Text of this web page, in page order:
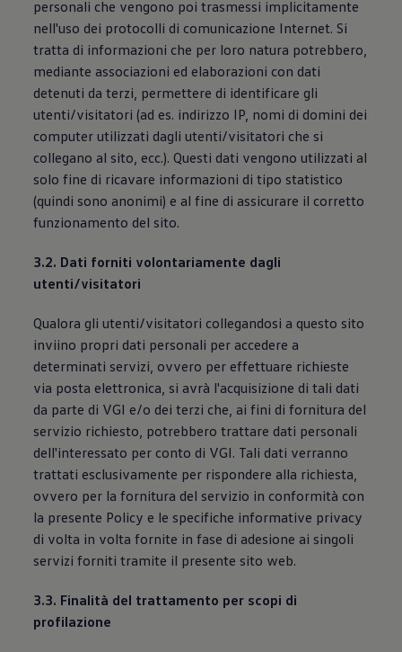
personali che vengono poi trasmessi implicitamente
nell'uso dei protocolli di comunicazione Internet. Si
tratta di informazioni che per loro natura potrebbero,
mediante associazioni ed elaborazioni con dati
detenuti da terzi, permettere di identificare gli
utenti/visitatori (ad es. indirizzo IP, nomi di domini dei
computer utilizzati dagli utenti/visitatori che si
collegano al sito, ecc.). Questi dati vengono utilizzati al
solo fine di ricavare informazioni di tipo statistico
(quindi sono anonimi) e al fine di assicurare il corretto
funzionamento del sito.
3.2. Dati forniti volontariamente dagli
utenti/visitatori
Qualora gli utenti/visitatori collegandosi a questo sito
inviino propri dati personali per accedere a
determinati servizi, ovvero per effettuare richieste
via posta elettronica, si avrà l'acquisizione di tali dati
da parte di VGI e/o dei terzi che, ai fini di fornitura del
servizio richiesto, potrebbero trattare dati personali
dell'interessato per conto di VGI. Tali dati verranno
trattati esclusivamente per rispondere alla richiesta,
ovvero per la fornitura del servizio in conformità con
la presente Policy e le specifiche informative privacy
di volta in volta fornite in fase di adesione ai singoli
servizi forniti tramite il presente sito web.
3.3. Finalità del trattamento per scopi di
profilazione